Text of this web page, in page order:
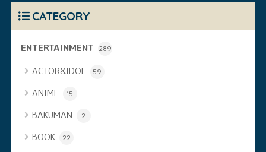
CATEGORY
ENTERTAINMENT 289
ACTOR&IDOL 59
ANIME 15
BAKUMAN 2
BOOK 22